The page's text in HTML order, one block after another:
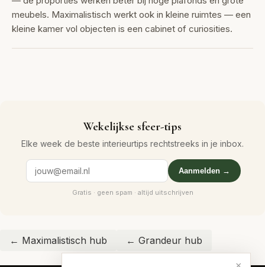
meubels. Maximalistisch werkt ook in kleine ruimtes — een
kleine kamer vol objecten is een cabinet of curiosities.
Wekelijkse sfeer-tips
Elke week de beste interieurtips rechtstreeks in je inbox.
Aanmelden →
Gratis · geen spam · altijd uitschrijven
← Maximalistisch hub ← Grandeur hub